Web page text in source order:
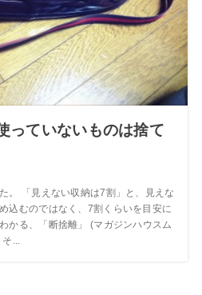
っていないものは捨て
。 「見えない収納は7割」と、見えな
込むのではなく、7割くらいを目安に
かる、「断捨離」 (マガジンハウスム
...